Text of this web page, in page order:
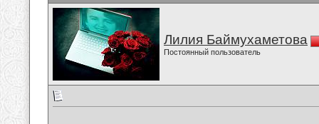
Лилия Баймухаметова
Постоянный пользователь